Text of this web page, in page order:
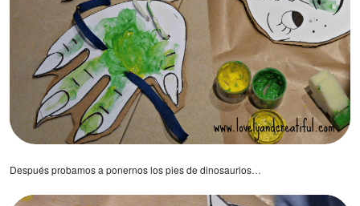
Después probamos a ponernos los pies de dinosaurios…